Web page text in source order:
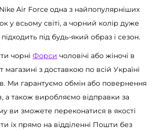
Air Force одна з найпопулярніших
у всьому світі, а чорний колір дуже
під будь-який образ і сезон.
чорні Форси чоловічі або жіночі в
магазині з доставкою по всій Україні
Ми гарантуємо обмін або повернення
а також виробляємо відправки за
ви зможете переконатися в якості
їх прямо на відділенні Пошти без